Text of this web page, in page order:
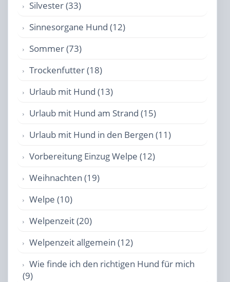
Silvester (33)
Sinnesorgane Hund (12)
Sommer (73)
Trockenfutter (18)
Urlaub mit Hund (13)
Urlaub mit Hund am Strand (15)
Urlaub mit Hund in den Bergen (11)
Vorbereitung Einzug Welpe (12)
Weihnachten (19)
Welpe (10)
Welpenzeit (20)
Welpenzeit allgemein (12)
Wie finde ich den richtigen Hund für mich
(9)